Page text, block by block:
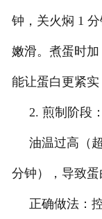
钟，关火焖 1
嫩滑。煮蛋时
能让蛋白更紧实
2. 煎制阶段
油温过高（超
分钟），导致蛋
正确做法：控